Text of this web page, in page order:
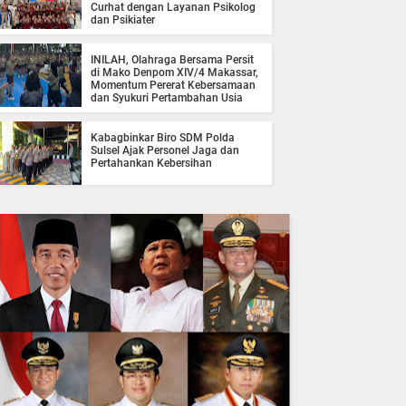
Curhat dengan Layanan Psikolog
dan Psikiater
INILAH, Olahraga Bersama Persit
di Mako Denpom XIV/4 Makassar,
Momentum Pererat Kebersamaan
dan Syukuri Pertambahan Usia
Kabagbinkar Biro SDM Polda
Sulsel Ajak Personel Jaga dan
Pertahankan Kebersihan